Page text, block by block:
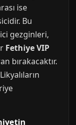
ise
Bu
gezginleri,
Fethiye VIP
bırakacaktır.